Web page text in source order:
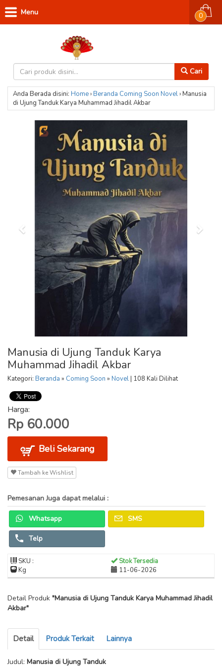
Cari
0
Menu
Anda Berada disini: Home›Beranda Coming Soon Novel›Manusia
di Ujung Tanduk Karya Muhammad Jihadil Akbar
Manusia di Ujung Tanduk Karya
Muhammad Jihadil Akbar
Kategori: Beranda » Coming Soon » Novel| 108 Kali Dilihat
Harga:
Rp 60.000
Beli Sekarang
Tambah ke Wishlist
Pemesanan Juga dapat melalui :
Whatsapp SMS
Telp
SKU :
Stok Tersedia
Kg
11-06-2026
Detail Produk "Manusia di Ujung Tanduk Karya Muhammad Jihadil
Akbar"
Detail Produk Terkait Lainnya
Judul: Manusia di Ujung Tanduk